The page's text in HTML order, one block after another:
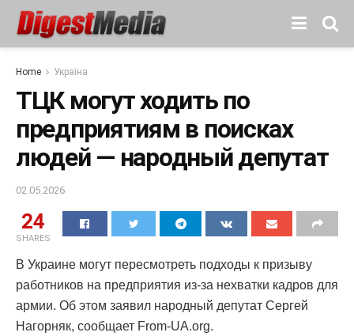
Home Україна
ТЦК могут ходить по
предприятиям в поисках
людей — народный депутат
02.05.2026
24
SHARES
В Украине могут пересмотреть подходы к призыву
работников на предприятия из-за нехватки кадров для
армии. Об этом заявил народный депутат Сергей
Нагорняк, сообщает From-UA.org.